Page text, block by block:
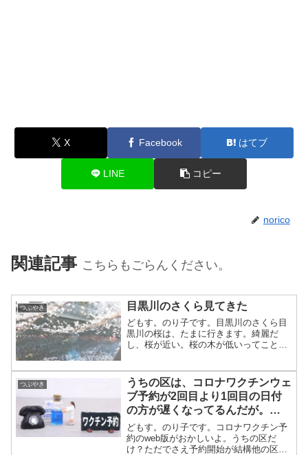
X Facebook はてブ
LINE コピー
norico
関連記事 こちらもごらんください。
つぶやき 目黒川のさくら見てきた
どもす。のり子です。目黒川のさくら目
黒川の桜は、たまに行きます。綺麗だ
し、桜が近い。桜の木が低いってこと
イトアップは中目黒から池尻大橋の間だ
よ。ライトアップ日時：201...
つぶやき
うちの区は、コロナワクチンウェ
ブ予約が2回目より1回目の日付
の方が遅くなってるんだが。
（web予約）
どもす。のり子です。コロナワクチン予
約のweb版がおかしいよ。うちの区だ
け？ただでさえ予約開始が結構他の区に